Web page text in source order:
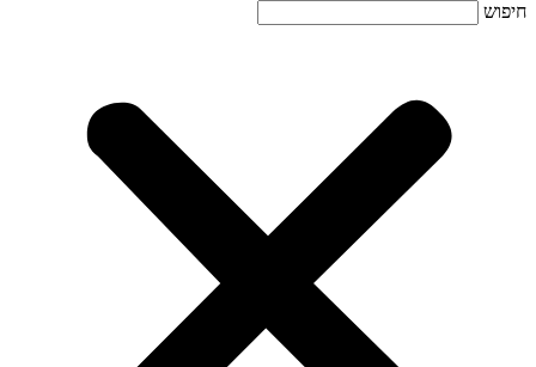
חיפוש